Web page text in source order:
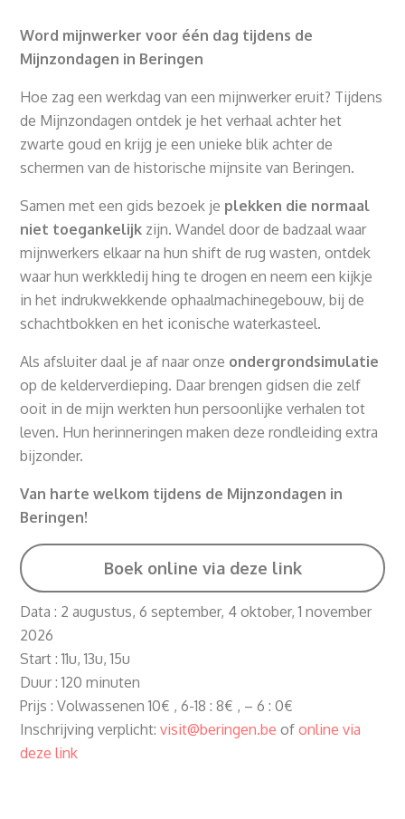
Word mijnwerker voor één dag tijdens de
Mijnzondagen in Beringen
Hoe zag een werkdag van een mijnwerker eruit? Tijdens
de Mijnzondagen ontdek je het verhaal achter het
zwarte goud en krijg je een unieke blik achter de
schermen van de historische mijnsite van Beringen.
Samen met een gids bezoek je plekken die normaal
niet toegankelijk zijn. Wandel door de badzaal waar
mijnwerkers elkaar na hun shift de rug wasten, ontdek
waar hun werkkledij hing te drogen en neem een kijkje
in het indrukwekkende ophaalmachinegebouw, bij de
schachtbokken en het iconische waterkasteel.
Als afsluiter daal je af naar onze ondergrondsimulatie
op de kelderverdieping. Daar brengen gidsen die zelf
ooit in de mijn werkten hun persoonlijke verhalen tot
leven. Hun herinneringen maken deze rondleiding extra
bijzonder.
Van harte welkom tijdens de Mijnzondagen in
Beringen!
Boek online via deze link
Data : 2 augustus, 6 september, 4 oktober, 1 november
2026
Start : 11u, 13u, 15u
Duur : 120 minuten
Prijs : Volwassenen 10€ , 6-18 : 8€ , – 6 : 0€
Inschrijving verplicht:visit@beringen.be ofonline via
deze link